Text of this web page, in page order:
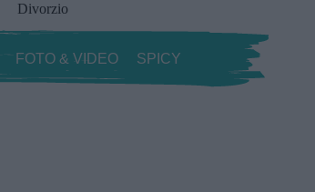
Divorzio
FOTO & VIDEO SPICY